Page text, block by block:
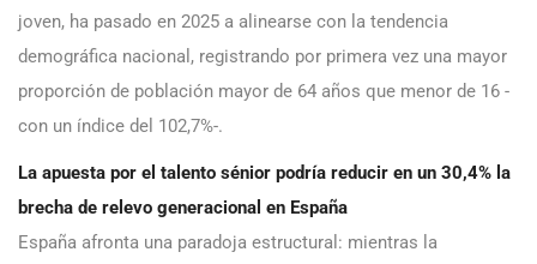
joven, ha pasado en 2025 a alinearse con la tendencia
demográfica nacional, registrando por primera vez una mayor
proporción de población mayor de 64 años que menor de 16 -
con un índice del 102,7%-.
La apuesta por el talento sénior podría reducir en un 30,4% la
brecha de relevo generacional en España
España afronta una paradoja estructural: mientras la